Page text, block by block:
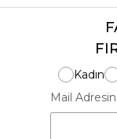
Kadın
Mail Adresin